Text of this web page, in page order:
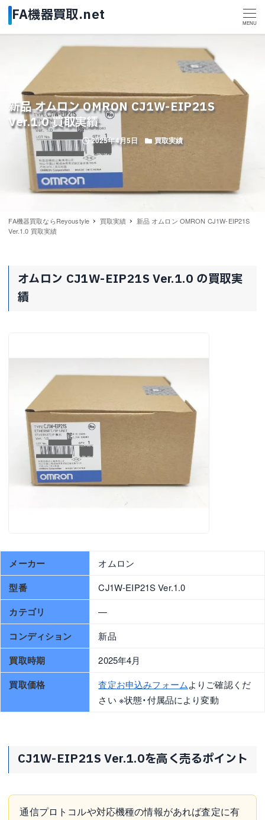
MENU
新品 オムロン OMRON CJ1W-EIP21S
Ver.1.0 買取実績
投稿日
2025年4月5日 カテゴリー
買取実績
FA機器買取ならReyoustyle 買取実績
新品 オムロン OMRON CJ1W-EIP21S
Ver.1.0 買取実績
オムロン CJ1W-EIP21S Ver.1.0 の買取実
績
メーカー オムロン
型番 CJ1W-EIP21S Ver.1.0
カテゴリ —
コンディション 新品
買取時期 2025年4月
買取価格 査定お申込みフォームよりご確認くだ
さい ※状態・付属品により変動
CJ1W-EIP21S Ver.1.0を高く売るポイント
通信プロトコルや対応機種の情報があれば査定に有